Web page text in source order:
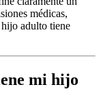
médicas,
adulto tiene
mi hijo